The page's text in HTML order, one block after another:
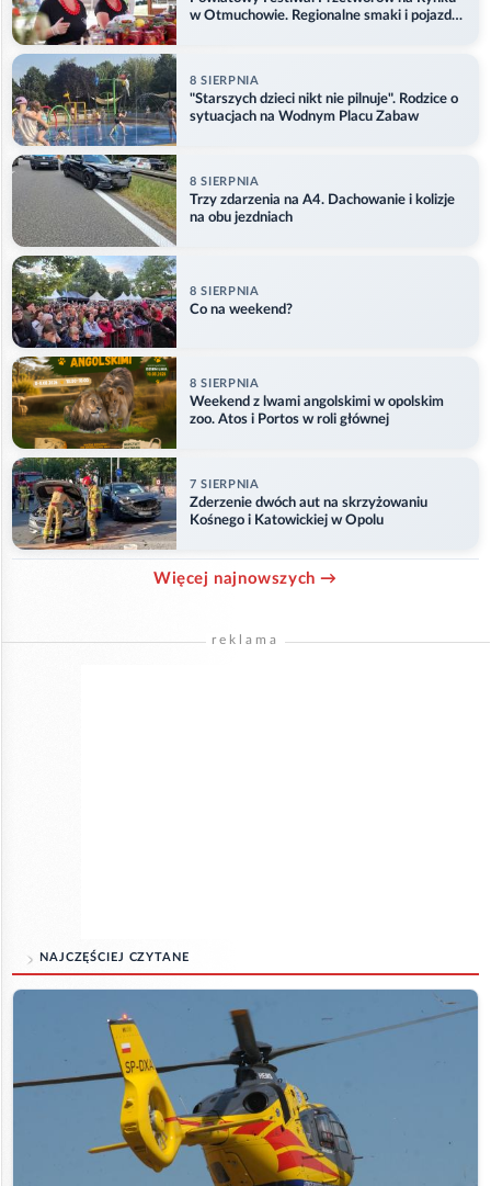
w Otmuchowie. Regionalne smaki i pojazdy
8 SIERPNIA
"Starszych dzieci nikt nie pilnuje". Rodzice o
sytuacjach na Wodnym Placu Zabaw
8 SIERPNIA
Trzy zdarzenia na A4. Dachowanie i kolizje
na obu jezdniach
8 SIERPNIA
Co na weekend?
8 SIERPNIA
Weekend z lwami angolskimi w opolskim
zoo. Atos i Portos w roli głównej
7 SIERPNIA
Zderzenie dwóch aut na skrzyżowaniu
Kośnego i Katowickiej w Opolu
Więcej najnowszych →
reklama
NAJCZĘŚCIEJ CZYTANE